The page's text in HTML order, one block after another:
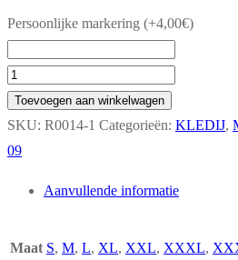
Persoonlijke markering (+4,00€)
JAS
MET
KAP
SENIOR
(6800-
aantal
Toevoegen aan winkelwagen
SKU: R0014-1 Categorieën: KLEDIJ,
09
Aanvullende informatie
Maat S, M, L, XL, XXL, XXXL,